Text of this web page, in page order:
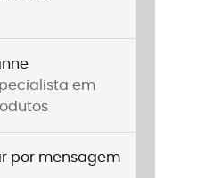
em
por mensagem